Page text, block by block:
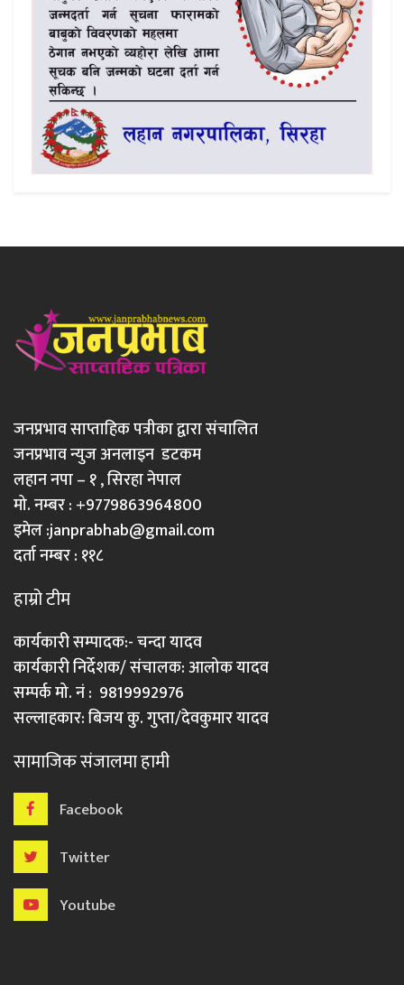
जनप्रभाव साप्ताहिक पत्रीका द्वारा संचालित
जनप्रभाव न्युज अनलाइन डटकम
लहान नपा – १ , सिरहा नेपाल
मो. नम्बर : +9779863964800
इमेल :janprabhab@gmail.com
दर्ता नम्बर : ११८
हाम्रो टीम
कार्यकारी सम्पादक:- चन्दा यादव
कार्यकारी निर्देशक/ संचालक: आलोक यादव
सम्पर्क मो. नं : 9819992976
सल्लाहकार: बिजय कु. गुप्ता/देवकुमार यादव
सामाजिक संजालमा हामी
Facebook
Twitter
Youtube